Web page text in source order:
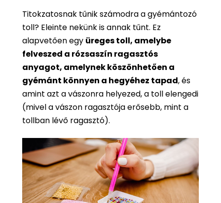
Titokzatosnak tűnik számodra a gyémántozó
toll? Eleinte nekünk is annak tűnt. Ez
alapvetően egy üreges toll, amelybe
felveszed a rózsaszín ragasztós
anyagot, amelynek köszönhetően a
gyémánt könnyen a hegyéhez tapad, és
amint azt a vászonra helyezed, a toll elengedi
(mivel a vászon ragasztója erősebb, mint a
tollban lévő ragasztó).